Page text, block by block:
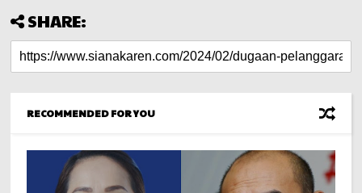
SHARE:
RECOMMENDED FOR YOU